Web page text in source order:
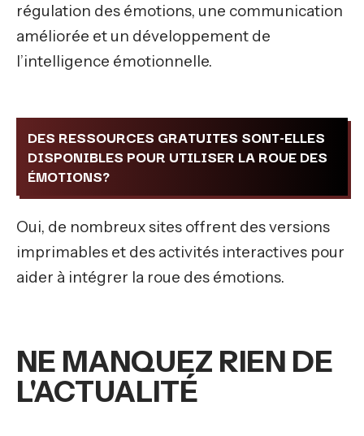
régulation des émotions, une communication
améliorée et un développement de
l’intelligence émotionnelle.
DES RESSOURCES GRATUITES SONT-ELLES
DISPONIBLES POUR UTILISER LA ROUE DES
ÉMOTIONS?
Oui, de nombreux sites offrent des versions
imprimables et des activités interactives pour
aider à intégrer la roue des émotions.
NE MANQUEZ RIEN DE
L'ACTUALITÉ